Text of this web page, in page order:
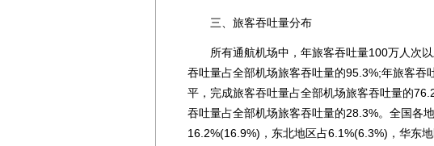
三、旅客吞吐量分布
所有通航机场中，年旅客吞吐量100万人次以
吞吐量占全部机场旅客吞吐量的95.3%;年旅客
平，完成旅客吞吐量占全部机场旅客吞吐量的
吞吐量占全部机场旅客吞吐量的28.3%。全国各
16.2%(16.9%)，东北地区占6.1%(6.3%)，华东